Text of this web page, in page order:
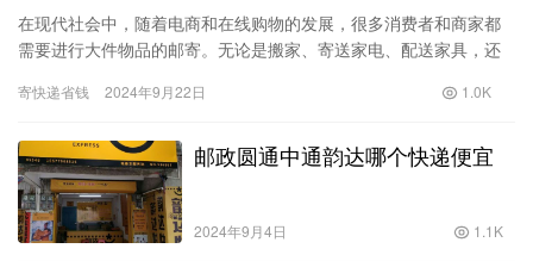
在现代社会中，随着电商和在线购物的发展，很多消费者和商家都
需要进行大件物品的邮寄。无论是搬家、寄送家电、配送家具，还
因此，…
寄快递省钱 2024年9月22日 1.0K
邮政圆通中通韵达哪个快递便宜
2024年9月4日 1.1K